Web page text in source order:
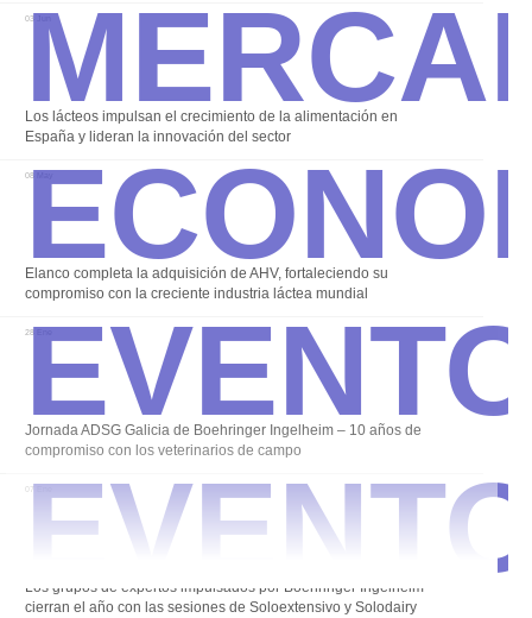
03 Jun
Los lácteos impulsan el crecimiento de la alimentación en
España y lideran la innovación del sector
08 May
Elanco completa la adquisición de AHV, fortaleciendo su
compromiso con la creciente industria láctea mundial
28 Ene
Jornada ADSG Galicia de Boehringer Ingelheim – 10 años de
compromiso con los veterinarios de campo
07 Ene
Los grupos de expertos impulsados por Boehringer Ingelheim
cierran el año con las sesiones de Soloextensivo y Solodairy